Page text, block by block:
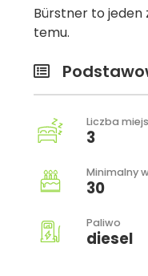
Bürstner to jeden
temu.
Liczba
3
Minimalny
30
Paliwo
diesel